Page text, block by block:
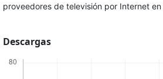
proveedores de televisión por Internet
Descargas